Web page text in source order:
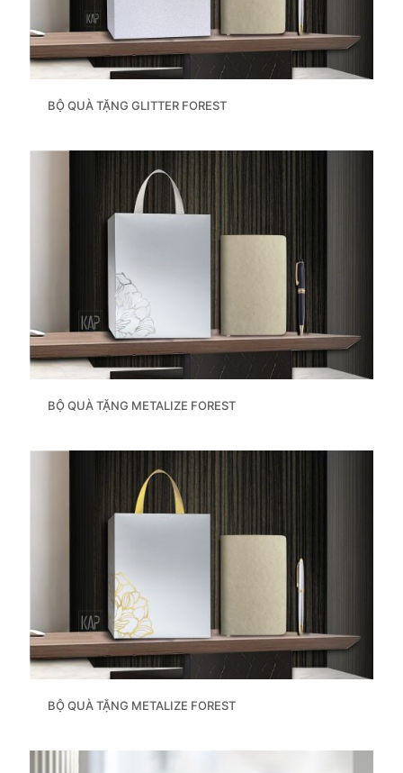
BỘ QUÀ TẶNG GLITTER FOREST
BỘ QUÀ TẶNG METALIZE FOREST
BỘ QUÀ TẶNG METALIZE FOREST